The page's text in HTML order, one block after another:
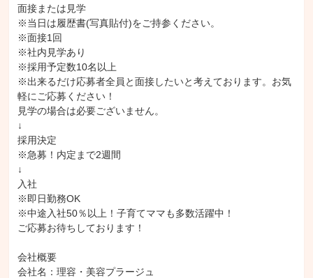
面接または見学
※当日は履歴書(写真貼付)をご持参ください。
※面接1回
※社内見学あり
※採用予定数10名以上
※出来るだけ応募者全員と面接したいと考えております。お気
軽にご応募ください！
見学の場合は必要ございません。
↓
採用決定
※急募！内定まで2週間
↓
入社
※即日勤務OK
※中途入社50％以上！子育てママも多数活躍中！
ご応募お待ちしております！
会社概要
会社名：理容・美容プラージュ